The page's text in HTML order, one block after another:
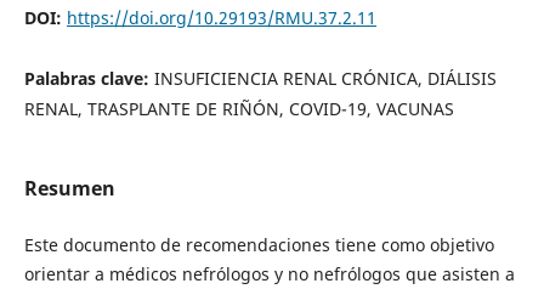
DOI: https://doi.org/10.29193/RMU.37.2.11
Palabras clave: INSUFICIENCIA RENAL CRÓNICA, DIÁLISIS
RENAL, TRASPLANTE DE RIÑÓN, COVID-19, VACUNAS
Resumen
Este documento de recomendaciones tiene como objetivo
orientar a médicos nefrólogos y no nefrólogos que asisten a